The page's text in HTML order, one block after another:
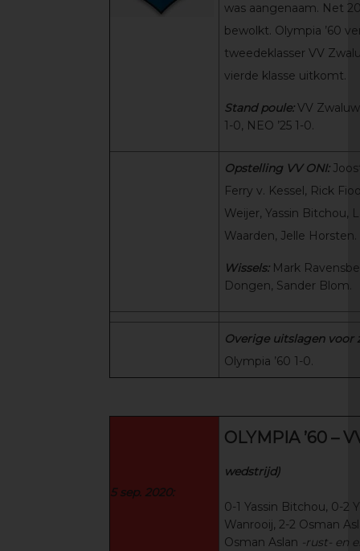
was aangenaam. Net
bewolkt. Olympia ’60
tweedeklasser VV
vierde klasse uitkomt.
Stand poule:VV
1-0, NEO ’25 1-0.
Opstelling VV ONI:
Ferry v. Kessel, Rick
Weijer, Yassin Bitchou,
Waarden, Jelle Horsten.
Wissels:Mark
Dongen, Sander Blom.
Overige uitslagen voor
Olympia ’60 1-0.
5 sep. 2020:
OLYMPIA ’60 –
wedstrijd)
0-1 Yassin Bitchou, 0-2
Wanrooij, 2-2 Osman
Osman Aslan -rust- en